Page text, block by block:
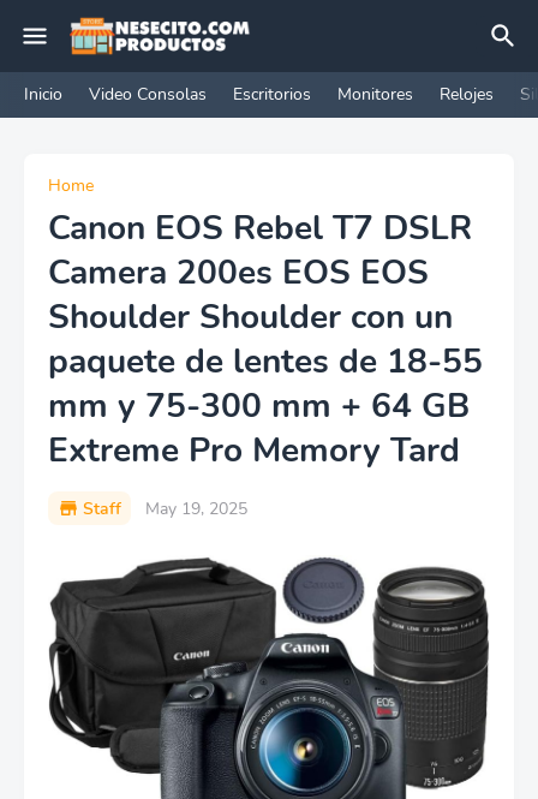
Inicio Video Consolas Escritorios Monitores Relojes
Home
Canon EOS Rebel T7 DSLR
Camera 200es EOS EOS
Shoulder Shoulder con un
paquete de lentes de 18-55
mm y 75-300 mm + 64 GB
Extreme Pro Memory Tard
Staff May 19, 2025